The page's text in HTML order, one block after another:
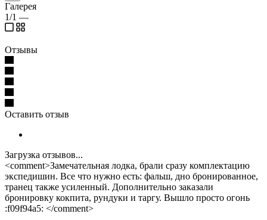
Галерея
1/1 —
Отзывы
Оставить отзыв
Загрузка отзывов...
<comment>Замечательная лодка, брали сразу комплектацию
экспедишин. Все что нужно есть: фальш, дно бронированное,
транец также усиленный. Дополнительно заказали
бронировку кокпита, рундуки и таргу. Вышло просто огонь
:f09f94a5: </comment>